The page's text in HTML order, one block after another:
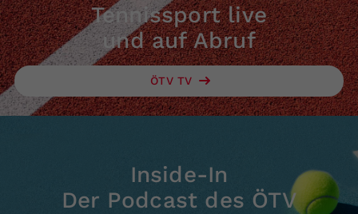
Tennissport live
und auf Abruf
ÖTV TV
Inside-In
Der Podcast des ÖTV